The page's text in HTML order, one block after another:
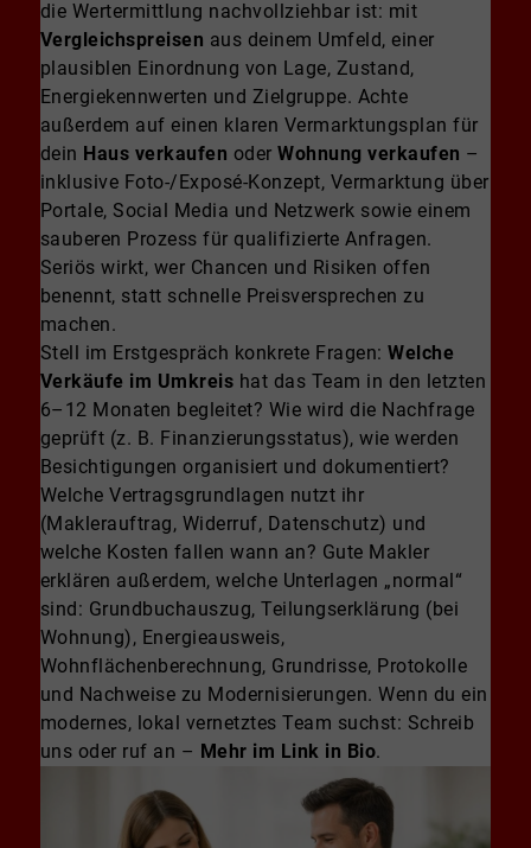
die Wertermittlung nachvollziehbar ist: mit
Vergleichspreisen aus deinem Umfeld, einer
plausiblen Einordnung von Lage, Zustand,
Energiekennwerten und Zielgruppe. Achte
außerdem auf einen klaren Vermarktungsplan für
dein Haus verkaufen oderWohnung verkaufen –
inklusive Foto-/Exposé-Konzept, Vermarktung über
Portale, Social Media und Netzwerk sowie einem
sauberen Prozess für qualifizierte Anfragen.
Seriös wirkt, wer Chancen und Risiken offen
benennt, statt schnelle Preisversprechen zu
machen.
Stell im Erstgespräch konkrete Fragen:Welche
Verkäufe im Umkreis hat das Team in den letzten
6–12 Monaten begleitet? Wie wird die Nachfrage
geprüft (z. B. Finanzierungsstatus), wie werden
Besichtigungen organisiert und dokumentiert?
Welche Vertragsgrundlagen nutzt ihr
(Maklerauftrag, Widerruf, Datenschutz) und
welche Kosten fallen wann an? Gute Makler
erklären außerdem, welche Unterlagen „normal“
sind: Grundbuchauszug, Teilungserklärung (bei
Wohnung), Energieausweis,
Wohnflächenberechnung, Grundrisse, Protokolle
und Nachweise zu Modernisierungen. Wenn du ein
modernes, lokal vernetztes Team suchst: Schreib
uns oder ruf an – Mehr im Link in Bio.